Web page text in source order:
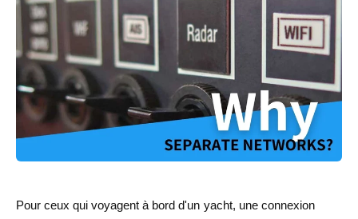
Pour ceux qui voyagent à bord d'un yacht, une connexion